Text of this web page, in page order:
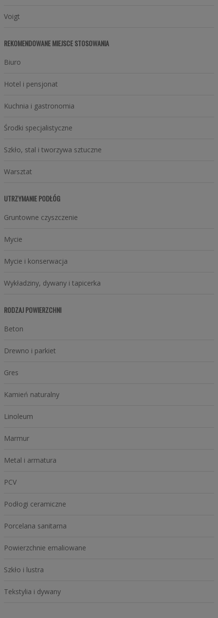
Voigt
REKOMENDOWANE MIEJSCE STOSOWANIA
Biuro
Hotel i pensjonat
Kuchnia i gastronomia
Środki specjalistyczne
Szkło, stal i tworzywa sztuczne
Warsztat
UTRZYMANIE PODŁÓG
Gruntowne czyszczenie
Mycie
Mycie i konserwacja
Wykładziny, dywany i tapicerka
RODZAJ POWIERZCHNI
Beton
Drewno i parkiet
Gres
Kamień naturalny
Linoleum
Marmur
Metal i armatura
PCV
Podłogi ceramiczne
Porcelana sanitarna
Powierzchnie emaliowane
Szkło i lustra
Tekstylia i dywany